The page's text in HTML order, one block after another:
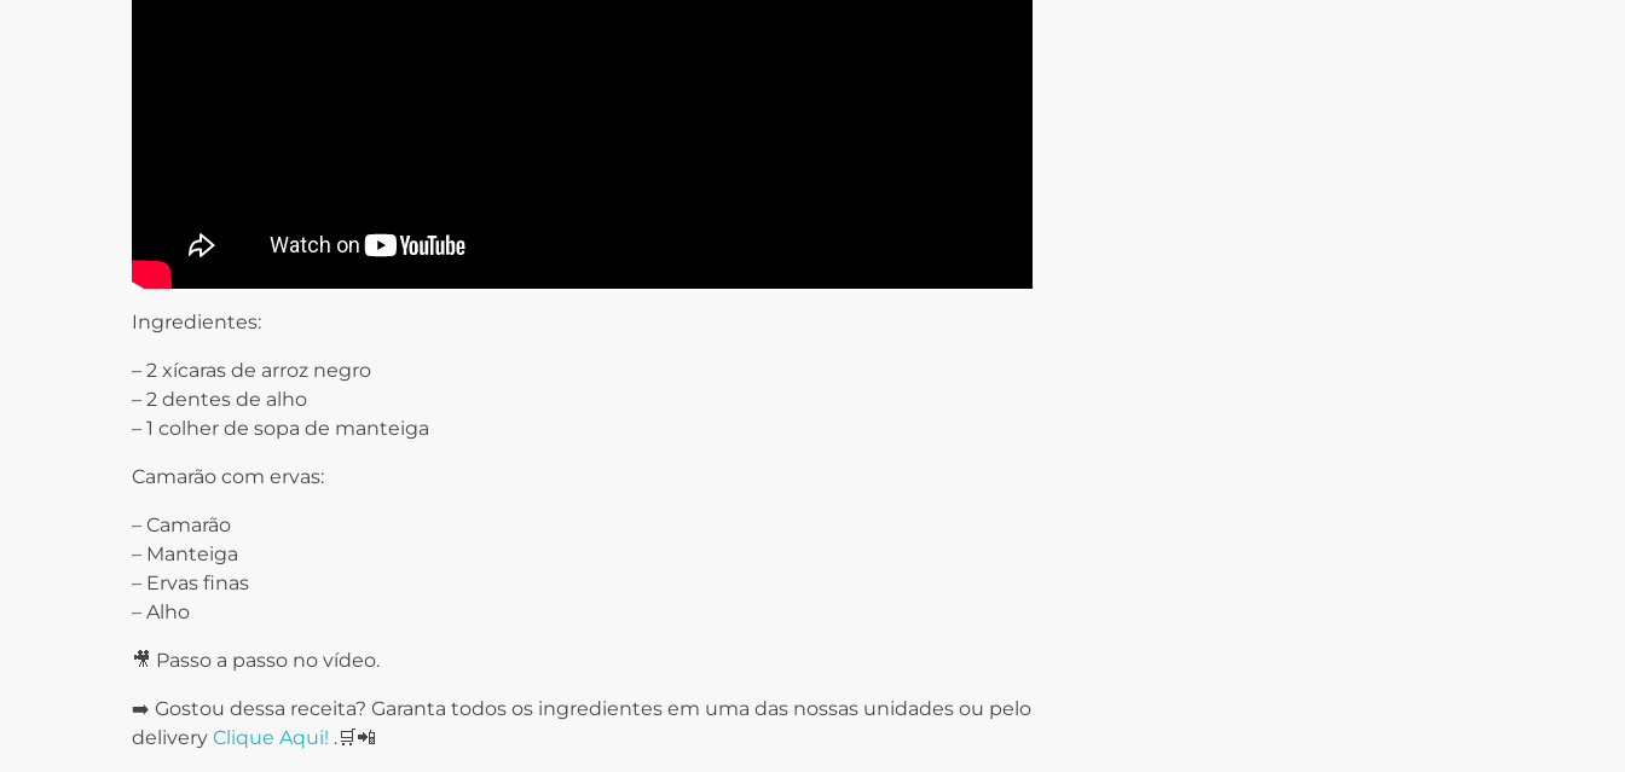
Ingredientes:
– 2 xícaras de arroz negro
– 2 dentes de alho
– 1 colher de sopa de manteiga
Camarão com ervas:
– Camarão
– Manteiga
– Ervas finas
– Alho
🎥 Passo a passo no vídeo.
➡️ Gostou dessa receita? Garanta todos os ingredientes em uma das nossas unidades ou pelo
delivery Clique Aqui! .🛒📲